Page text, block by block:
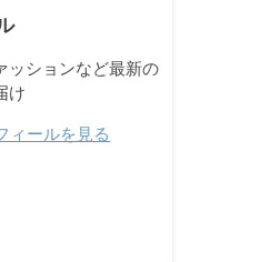
ッションなど最新の
け
ィールを見る